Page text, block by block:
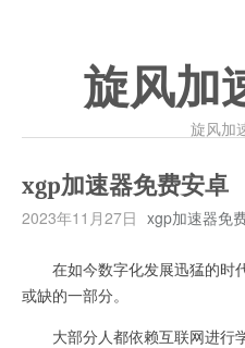
旋风加
旋风加
xgp加速器免费安卓
2023年11月27日 xgp加速器免
在如今数字化发展迅猛的时
或缺的一部分。
大部分人都依赖互联网进行